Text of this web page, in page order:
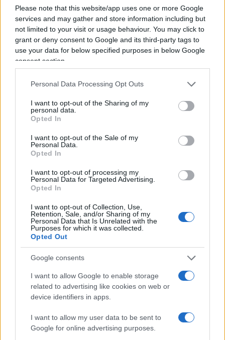
Please note that this website/app uses one or more Google
services and may gather and store information including but
not limited to your visit or usage behaviour. You may click to
grant or deny consent to Google and its third-party tags to
use your data for below specified purposes in below Google
consent section.
Personal Data Processing Opt Outs
I want to opt-out of the Sharing of my
personal data.
Opted In
I want to opt-out of the Sale of my
Personal Data.
Opted In
I want to opt-out of processing my
Personal Data for Targeted Advertising.
Opted In
I want to opt-out of Collection, Use,
Retention, Sale, and/or Sharing of my
Personal Data that Is Unrelated with the
Purposes for which it was collected.
Opted Out
Google consents
I want to allow Google to enable storage
related to advertising like cookies on web or
device identifiers in apps.
I want to allow my user data to be sent to
Google for online advertising purposes.
le difese.
Vettori penetrati e target colpiti
bersaglio. Errori di guida, contromisure
elettroniche e malfunzionamenti riducono
ulteriormente l’efficacia degli attacchi. Le stime
penetrati colpisce realmente un obiettivo.
-Vettori intercettati circa 90–94%.
-Vettori penetrati circa 6–10%.
-Vettori effettivamente a segno circa 3–5%.
In termini assoluti ciò significa che meno di cento
infrastrutturali.